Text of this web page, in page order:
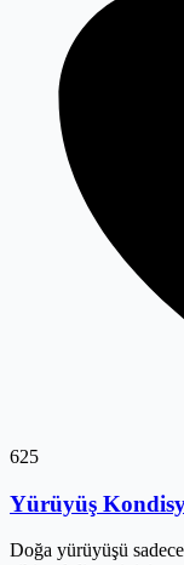
625
Yürüyüş
Doğa yürüyüşü